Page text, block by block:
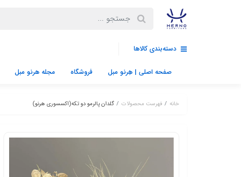
دسته‌بندی کالاها
صفحه اصلی | هِرنو مبل فروشگاه مجله هرنو مبل
خانه فهرست محصولات گلدان پالرمو دو تکه(اکسسوری هرنو)